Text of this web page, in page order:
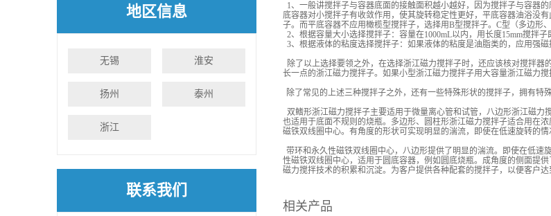
地区信息
无锡 淮安
扬州 泰州
浙江
联系我们
1、一般讲搅拌子与容器底面的接触面积越小越好，因为搅拌子与容器
底容器对小搅拌子有收敛作用，使其旋转稳定性更好，平底容器油浴没
子。而平底容器不应用橄榄型搅拌子，选择用B型搅拌子。C型（多边形
2、根据容量大小选择搅拌子：容量在1000mL以内，用长度15mm搅拌子
3、根据液体的粘度选择搅拌子：如果液体的粘度是油脂类的，应用强磁
除了以上选择要领之外，在选择浙江磁力搅拌子时，还应该核对搅拌
长一点的浙江磁力搅拌子。如果小型浙江磁力搅拌子用大容量浙江磁力
除了常见的上述三种搅拌子之外，还有一些特殊形状的搅拌子，拥有特殊
双鳍形浙江磁力搅拌子主要适用于微量离心管和试管，八边形浙江磁力
也适用于底面不规则的烧瓶。多边形、圆柱形浙江磁力搅拌子适合用在
磁铁双线圈中心。有角度的形状可实现明显的湍流，即使在低速旋转的
带环和永久性磁铁双线圈中心，八边形提供了明显的湍流。即使在低
性磁铁双线圈中心，适用于圆底容器，例如圆底烧瓶。成角度的侧面提
磁力搅拌技术的积累和沉淀。为客户提供各种配套的搅拌子，以便客户达
相关产品